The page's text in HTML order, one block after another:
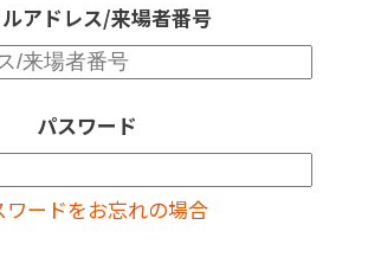
アドレス/来場者番号
パスワード
ワードをお忘れの場合